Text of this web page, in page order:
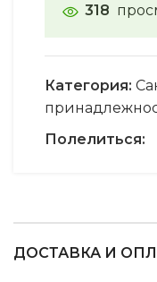
318
Категория:
Полелиться:
ДОСТАВКА И